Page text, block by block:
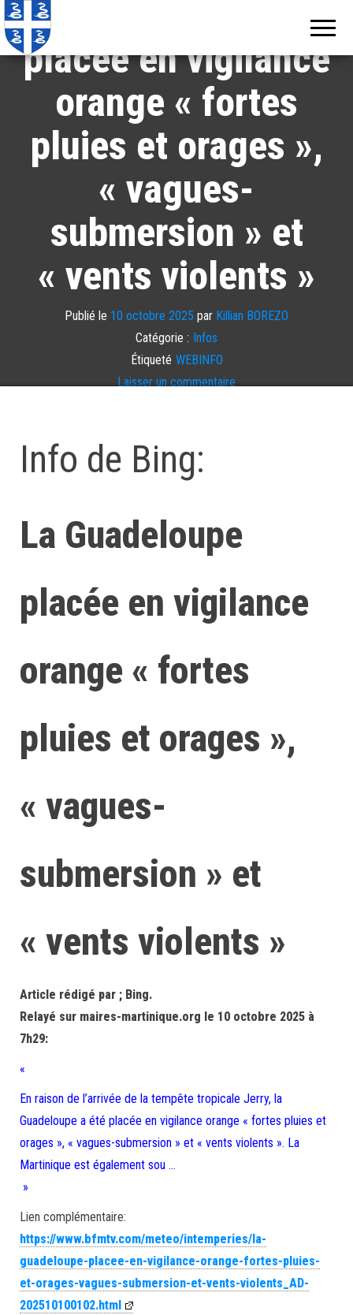
placée en vigilance
orange « fortes
pluies et orages »,
« vagues-
submersion » et
« vents violents »
Publié le 10 octobre 2025 par Killian BOREZO
Catégorie : Infos
Étiqueté WEBINFO
Laisser un commentaire
Info de Bing:
La Guadeloupe
placée en vigilance
orange « fortes
pluies et orages »,
« vagues-
submersion » et
« vents violents »
Article rédigé par ; Bing.
Relayé sur maires-martinique.org le 10 octobre 2025 à
7h29:
«
En raison de l’arrivée de la tempête tropicale Jerry, la
Guadeloupe a été placée en vigilance orange « fortes pluies et
orages », « vagues-submersion » et « vents violents ». La
Martinique est également sou …
»
Lien complémentaire:
https://www.bfmtv.com/meteo/intemperies/la-
guadeloupe-placee-en-vigilance-orange-fortes-pluies-
et-orages-vagues-submersion-et-vents-violents_AD-
202510100102.html